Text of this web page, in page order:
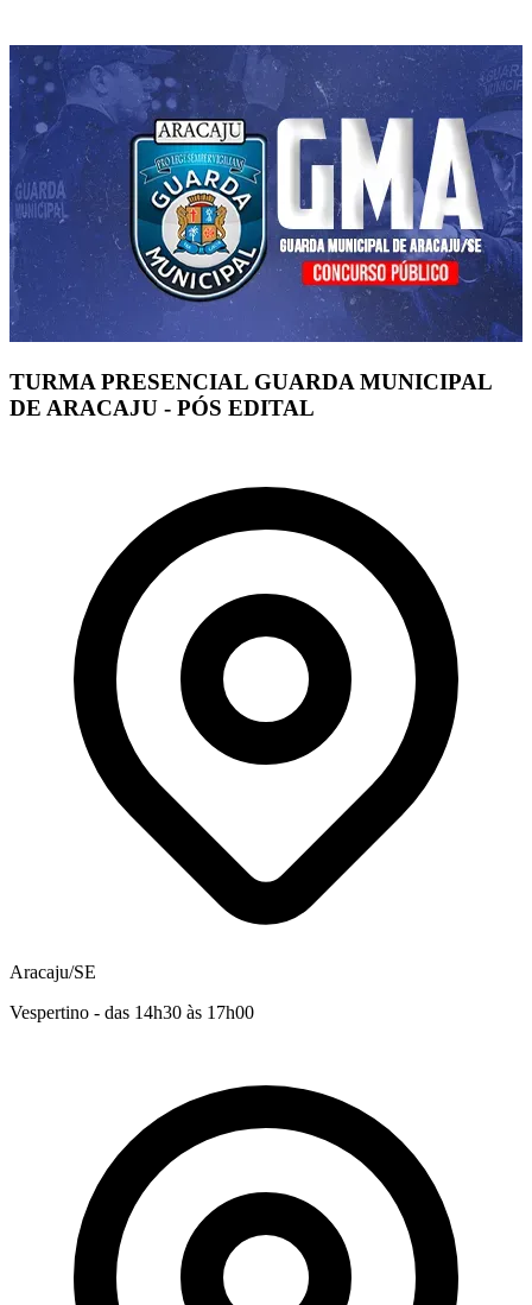
TURMA PRESENCIAL GUARDA MUNICIPAL
DE ARACAJU - PÓS EDITAL
Aracaju/SE
Vespertino - das 14h30 às 17h00